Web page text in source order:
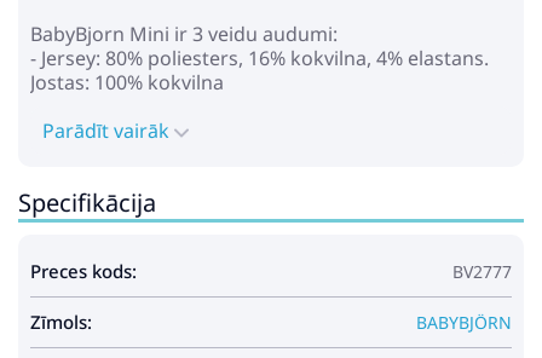
BabyBjorn Mini ir 3 veidu audumi:
- Jersey: 80% poliesters, 16% kokvilna, 4% elastans.
Jostas: 100% kokvilna
- Cotton: 100% BCI-sertificēta kokvilna
vismaz līdz brīdim, kad mazulis sasniedzis 5 mēnešu
vecumu. Ap šo vecumu Jūsu bērna kakls,
lai jūs varētu bērnu pēc izvēles nest ar seju pret
Jums vai ar seju uz priekšu.
Parādīt vairāk
Specifikācija
Preces kods: BV2777
Zīmols: BABYBJÖRN